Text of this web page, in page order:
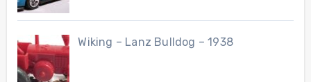
Wiking – Lanz Bulldog – 1938